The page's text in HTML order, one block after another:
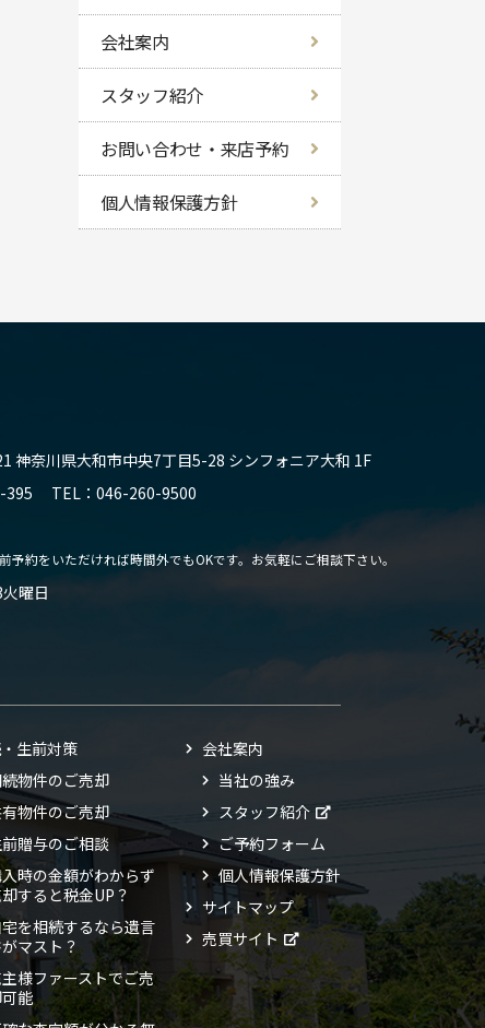
会社案内
スタッフ紹介
お問い合わせ・来店予約
個人情報保護方針
神奈川県大和市中央7丁目5-28 シンフォニア大和 1F
395 TEL
046-260-9500
予約をいただければ時間外でもOKです。お気軽にご相談下さい。
曜日
生前対策
物件のご売却
物件のご売却
贈与のご相談
時の金額がわからず
すると税金UP？
を相続するなら遺言
マスト？
様ファーストでご売
能
会社案内
当社の強み
スタッフ紹介
ご予約フォーム
個人情報保護方針
サイトマップ
売買サイト